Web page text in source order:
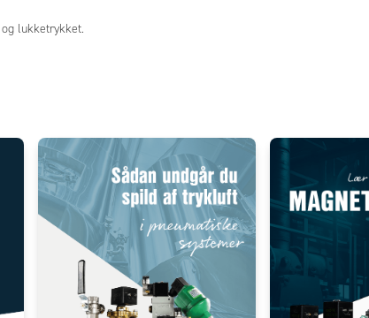
lukketrykket.